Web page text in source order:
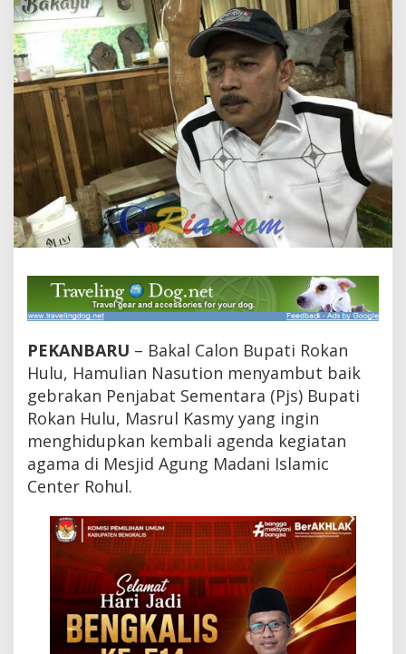
a
s
m
H
i
d
u
p
k
a
K
e
m
a
l
i
k
t
i
v
i
a
s
l
i
c
C
e
n
t
PEKANBARU – Bakal Calon Bupati Rokan
Hulu, Hamulian Nasution menyambut baik
gebrakan Penjabat Sementara (Pjs) Bupati
Rokan Hulu, Masrul Kasmy yang ingin
menghidupkan kembali agenda kegiatan
agama di Mesjid Agung Madani Islamic
Center Rohul.